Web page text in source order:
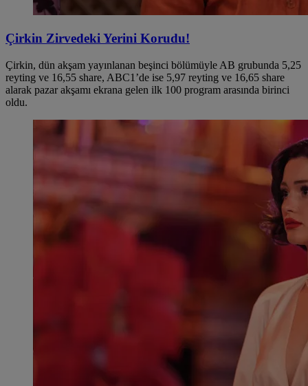
Çirkin Zirvedeki Yerini Korudu!
Çirkin, dün akşam yayınlanan beşinci bölümüyle AB grubunda 5,25
reyting ve 16,55 share, ABC1’de ise 5,97 reyting ve 16,65 share
alarak pazar akşamı ekrana gelen ilk 100 program arasında birinci
oldu.